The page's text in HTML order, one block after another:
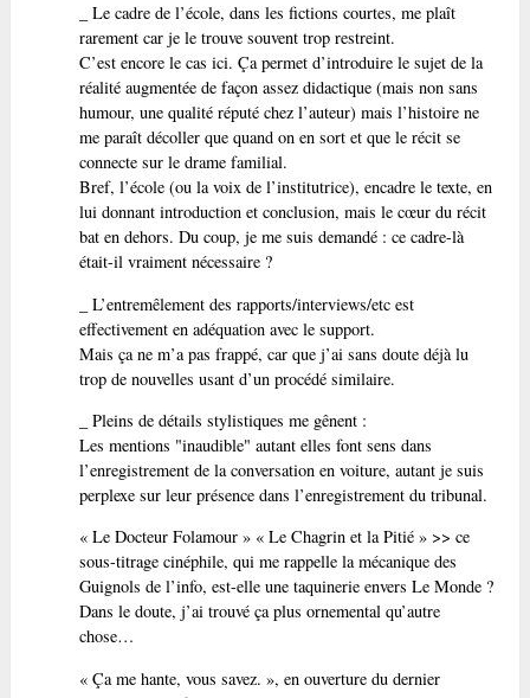
_ Le cadre de l’école, dans les fictions courtes, me plaît
rarement car je le trouve souvent trop restreint.
C’est encore le cas ici. Ça permet d’introduire le sujet de la
réalité augmentée de façon assez didactique (mais non sans
humour, une qualité réputé chez l’auteur) mais l’histoire ne
me paraît décoller que quand on en sort et que le récit se
connecte sur le drame familial.
Bref, l’école (ou la voix de l’institutrice), encadre le texte, en
lui donnant introduction et conclusion, mais le cœur du récit
bat en dehors. Du coup, je me suis demandé : ce cadre-là
était-il vraiment nécessaire ?
_ L’entremêlement des rapports/interviews/etc est
effectivement en adéquation avec le support.
Mais ça ne m’a pas frappé, car que j’ai sans doute déjà lu
trop de nouvelles usant d’un procédé similaire.
_ Pleins de détails stylistiques me gênent :
Les mentions "inaudible" autant elles font sens dans
l’enregistrement de la conversation en voiture, autant je suis
perplexe sur leur présence dans l’enregistrement du tribunal.
« Le Docteur Folamour » « Le Chagrin et la Pitié » >> ce
sous-titrage cinéphile, qui me rappelle la mécanique des
Guignols de l’info, est-elle une taquinerie envers Le Monde ?
Dans le doute, j’ai trouvé ça plus ornemental qu’autre
chose…
« Ça me hante, vous savez. », en ouverture du dernier